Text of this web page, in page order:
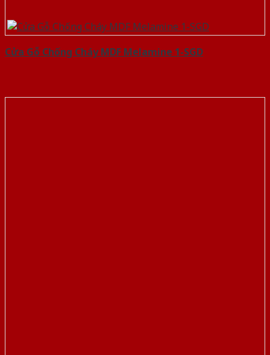
Cửa Gỗ Chống Cháy MDF Melamine 1-SGD